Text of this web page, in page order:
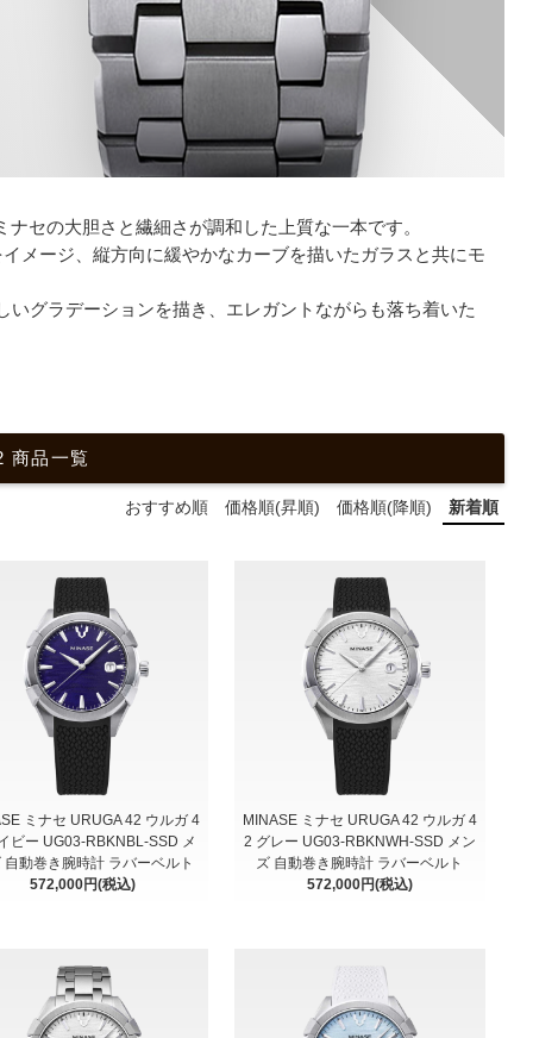
セの大胆さと繊細さが調和した上質な一本です。
メージ、縦方向に緩やかなカーブを描いたガラスと共にモ
グラデーションを描き、エレガントながらも落ち着いた
商品一覧
おすすめ順 価格順(昇順) 価格順(降順) 新着順
ミナセ URUGA 42 ウルガ 4
ビー UG03-RBKNBL-SSD メ
自動巻き腕時計 ラバーベルト
572,000円(税込)
MINASE ミナセ URUGA 42 ウルガ 4
2 グレー UG03-RBKNWH-SSD メン
ズ 自動巻き腕時計 ラバーベルト
572,000円(税込)